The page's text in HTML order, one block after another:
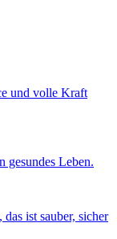
und volle Kraft
gesundes Leben.
ist sauber, sicher